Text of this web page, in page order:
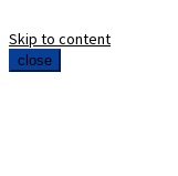
Skip to content
close